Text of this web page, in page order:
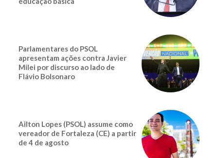
Parlamentares do PSOL
apresentam ações contra Javier
Milei por discurso ao lado de
Flávio Bolsonaro
Ailton Lopes (PSOL) assume como
vereador de Fortaleza (CE) a partir
de 4 de agosto